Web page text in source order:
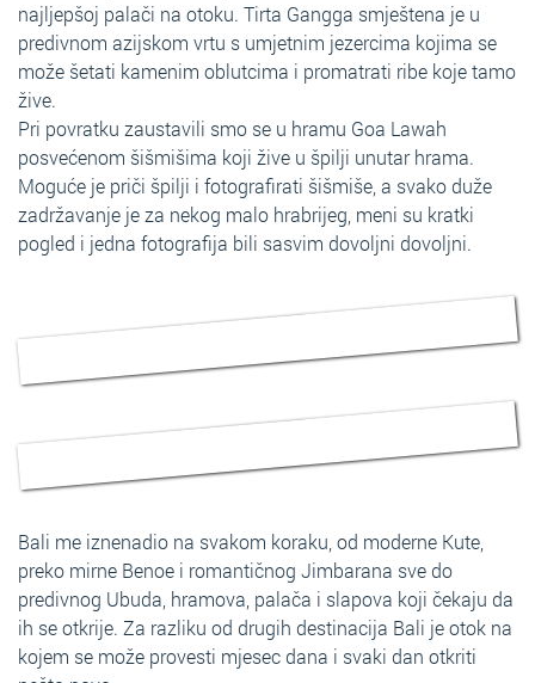
najljepšoj palači na otoku. Tirta Gangga smještena je u
predivnom azijskom vrtu s umjetnim jezercima kojima se
može šetati kamenim oblutcima i promatrati ribe koje tamo
žive.
Pri povratku zaustavili smo se u hramu Goa Lawah
posvećenom šišmišima koji žive u špilji unutar hrama.
Moguće je priči špilji i fotografirati šišmiše, a svako duže
zadržavanje je za nekog malo hrabrijeg, meni su kratki
pogled i jedna fotografija bili sasvim dovoljni dovoljni.
Bali me iznenadio na svakom koraku, od moderne Kute,
preko mirne Benoe i romantičnog Jimbarana sve do
predivnog Ubuda, hramova, palača i slapova koji čekaju da
ih se otkrije. Za razliku od drugih destinacija Bali je otok na
kojem se može provesti mjesec dana i svaki dan otkriti